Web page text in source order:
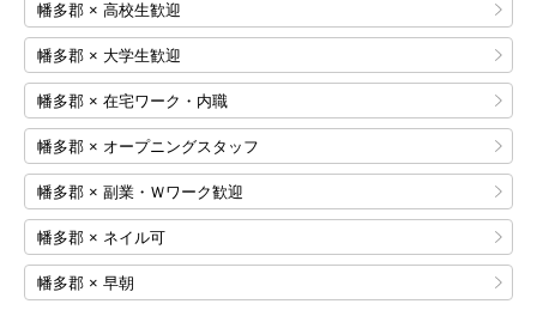
幡多郡 × 高校生歓迎
幡多郡 × 大学生歓迎
幡多郡 × 在宅ワーク・内職
幡多郡 × オープニングスタッフ
幡多郡 × 副業・Ｗワーク歓迎
幡多郡 × ネイル可
幡多郡 × 早朝